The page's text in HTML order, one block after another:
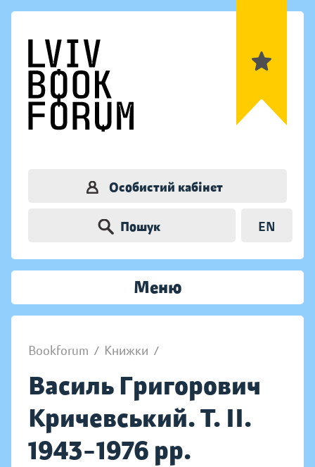
Особистий кабінет
Пошук EN
Меню
Bookforum / Книжки /
Василь Григорович
Кричевський. Т. ІІ.
1943–1976 рр.